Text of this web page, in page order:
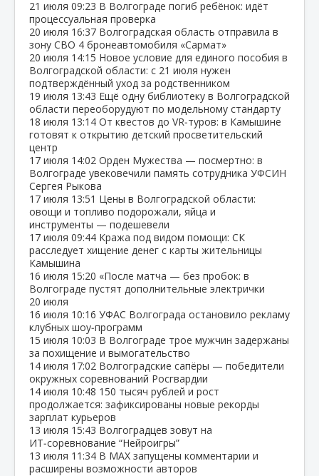
21 июля 09:23 В Волгограде погиб ребёнок: идёт
процессуальная проверка
20 июля 16:37 Волгоградская область отправила в
зону СВО 4 бронеавтомобиля «Сармат»
20 июля 14:15 Новое условие для единого пособия в
Волгоградской области: с 21 июля нужен
подтверждённый уход за родственником
19 июля 13:43 Ещё одну библиотеку в Волгоградской
области переоборудуют по модельному стандарту
18 июля 13:14 От квестов до VR‑туров: в Камышине
готовят к открытию детский просветительский
центр
17 июля 14:02 Орден Мужества — посмертно: в
Волгограде увековечили память сотрудника УФСИН
Сергея Рыкова
17 июля 13:51 Цены в Волгоградской области:
овощи и топливо подорожали, яйца и
инструменты — подешевели
17 июля 09:44 Кража под видом помощи: СК
расследует хищение денег с карты жительницы
Камышина
16 июля 15:20 «После матча — без пробок: в
Волгограде пустят дополнительные электрички
20 июля
16 июля 10:16 УФАС Волгограда остановило рекламу
клубных шоу‑программ
15 июля 10:03 В Волгограде трое мужчин задержаны
за похищение и вымогательство
14 июля 17:02 Волгоградские сапёры — победители
окружных соревнований Росгвардии
14 июля 10:48 150 тысяч рублей и рост
продолжается: зафиксированы новые рекорды
зарплат курьеров
13 июля 15:43 Волгоградцев зовут на
ИТ‑соревнование “Нейроигры”
13 июля 11:34 В МАХ запущены комментарии и
расширены возможности авторов